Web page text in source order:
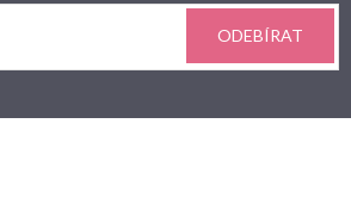
ODEBÍRAT